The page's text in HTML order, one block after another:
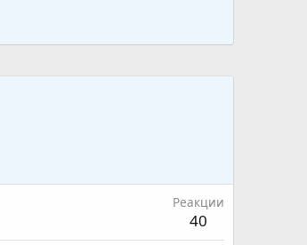
Реакции
40